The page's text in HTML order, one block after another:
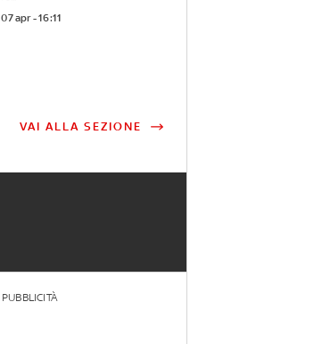
07 apr - 16:11
VAI ALLA SEZIONE
PUBBLICITÀ